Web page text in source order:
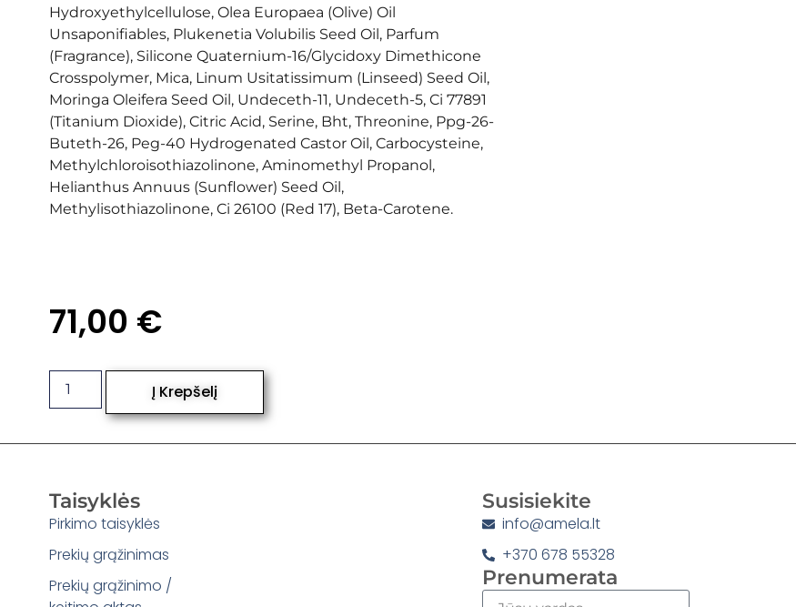
Hydroxyethylcellulose, Olea Europaea (Olive) Oil
Unsaponifiables, Plukenetia Volubilis Seed Oil, Parfum
(Fragrance), Silicone Quaternium-16/Glycidoxy Dimethicone
Crosspolymer, Mica, Linum Usitatissimum (Linseed) Seed Oil,
Moringa Oleifera Seed Oil, Undeceth-11, Undeceth-5, Ci 77891
(Titanium Dioxide), Citric Acid, Serine, Bht, Threonine, Ppg-26-
Buteth-26, Peg-40 Hydrogenated Castor Oil, Carbocysteine,
Methylchloroisothiazolinone, Aminomethyl Propanol,
Helianthus Annuus (Sunflower) Seed Oil,
Methylisothiazolinone, Ci 26100 (Red 17), Beta-Carotene.
71,00 €
Į Krepšelį
Taisyklės
Pirkimo taisyklės
Prekių grąžinimas
Prekių grąžinimo /
Susisiekite
info@amela.lt
+370 678 55328
Prenumerata